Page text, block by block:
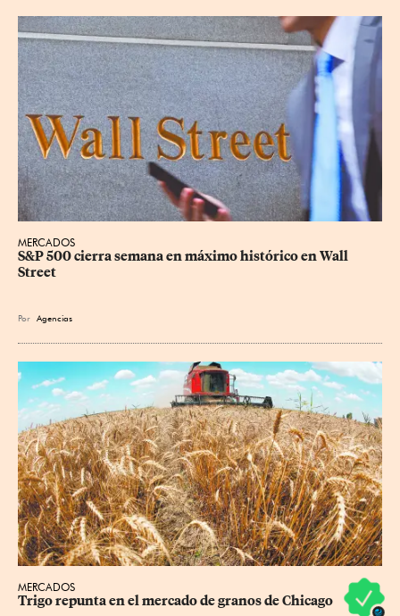
MERCADOS
S&P 500 cierra semana en máximo histórico en Wall
Street
Por Agencias
MERCADOS
Trigo repunta en el mercado de granos de Chicago